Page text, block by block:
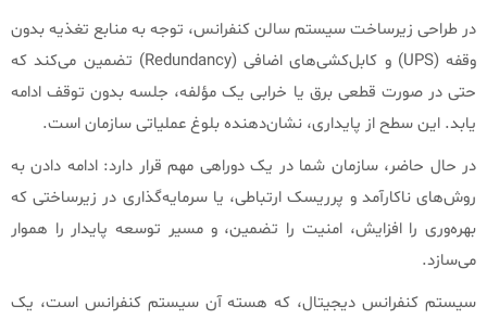
در طراحی زیرساخت سیستم سالن کنفرانس، توجه به منابع تغذیه بدون
وقفه (UPS) و کابل‌کشی‌های اضافی (Redundancy) تضمین می‌کند که
حتی در صورت قطعی برق یا خرابی یک مؤلفه، جلسه بدون توقف ادامه
یابد. این سطح از پایداری، نشان‌دهنده بلوغ عملیاتی سازمان است.
در حال حاضر، سازمان شما در یک دوراهی مهم قرار دارد: ادامه دادن به
روش‌های ناکارآمد و پرریسک ارتباطی، یا سرمایه‌گذاری در زیرساختی که
بهره‌وری را افزایش، امنیت را تضمین، و مسیر توسعه پایدار را هموار
می‌سازد.
سیستم کنفرانس دیجیتال، که هسته آن سیستم کنفرانس است، یک